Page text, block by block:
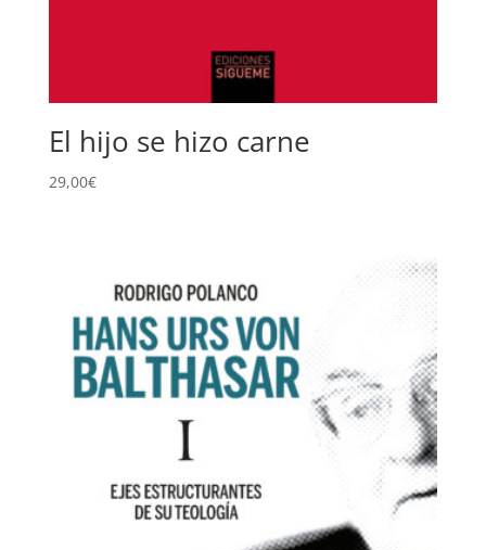
El hijo se hizo carne
29,00€